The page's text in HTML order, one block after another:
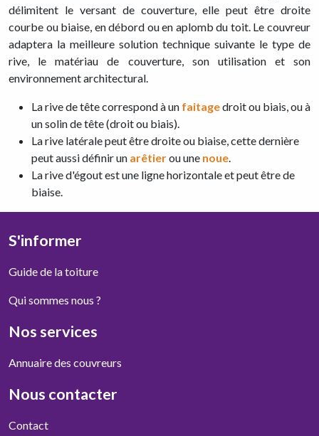
délimitent le versant de couverture, elle peut être droite
courbe ou biaise, en débord ou en aplomb du toit. Le couvreur
adaptera la meilleure solution technique suivante le type de
rive, le matériau de couverture, son utilisation et son
environnement architectural.
La rive de tête correspond à un faitagedroit ou biais, ou à
un solin de tête (droit ou biais).
La rive latérale peut être droite ou biaise, cette dernière
peut aussi définir un arêtierou une noue.
La rive d'égout est une ligne horizontale et peut être de
biaise.
S'informer
Guide de la toiture
Qui sommes nous ?
Nos services
Annuaire des couvreurs
Nous contacter
Contact